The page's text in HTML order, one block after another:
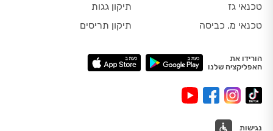
טכנאי גז
טכנאי מ. כביסה
תיקון גגות
תיקון תריסים
הורידו את
האפליקציה שלנו
נגישות